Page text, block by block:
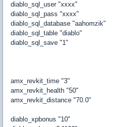
diablo_sql_user "xxxx"
diablo_sql_pass "xxxx"
diablo_sql_database "aahomzik"
diablo_sql_table "diablo"
diablo_sql_save "1"
amx_revkit_time "3"
amx_revkit_health "50"
amx_revkit_distance "70.0"
diablo_xpbonus "10"